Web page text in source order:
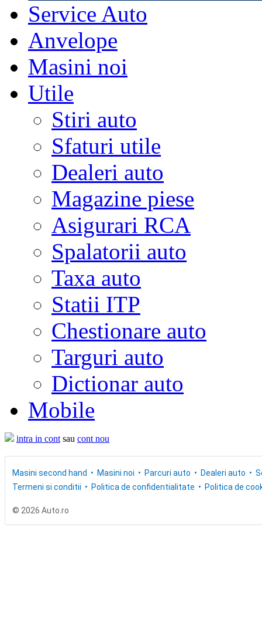
Service Auto
Anvelope
Masini noi
Utile
Stiri auto
Sfaturi utile
Dealeri auto
Magazine piese
Asigurari RCA
Spalatorii auto
Taxa auto
Statii ITP
Chestionare auto
Targuri auto
Dictionar auto
Mobile
intra in cont sau cont nou
Masini second hand Masini noi Parcuri auto Dealeri auto
Termeni si conditii
Politica de confidentialitate Politica de
© 2026 Auto.ro